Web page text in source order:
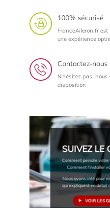
100% sécurisé
FranceAileron.fr est
une expérience
Contactez-nous
N'hésitez pas, nous
disposition
SUIVEZ LE
Comment peindre votre
Comment l'installer
Nous avons créé pour
qui expliquent en détail
VOIR LES